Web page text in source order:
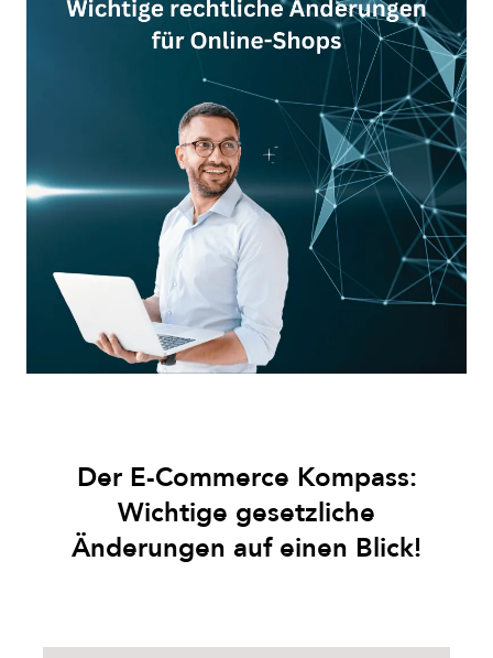
Der E-Commerce Kompass:
Wichtige gesetzliche
Änderungen auf einen Blick!